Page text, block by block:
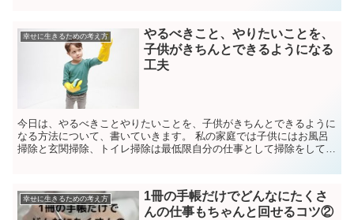
幸せに生きるための考え方
やるべきこと、やりたいことを、
子供がきちんとできるようになる
工夫
今日は、やるべきことやりたいことを、子供がきちんとできるように
なる方法について、書いていきます。 私の家庭では子供にはお風呂
掃除と玄関掃除、トイレ掃除は最低限自分の仕事として掃除をしても
幸せに生きるための考え方
1冊の手帳だけでどんなにたくさ
んの仕事もちゃんと回せるコツ②